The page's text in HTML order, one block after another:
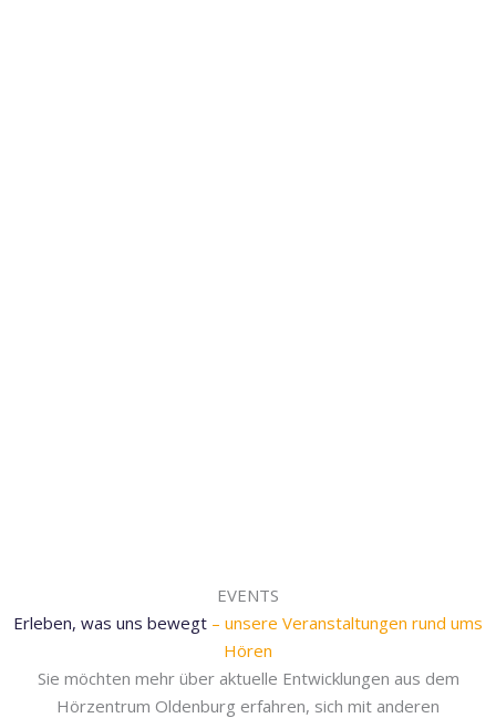
EVENTS
Erleben, was uns bewegt – unsere Veranstaltungen rund ums
Hören
Sie möchten mehr über aktuelle Entwicklungen aus dem
Hörzentrum Oldenburg erfahren, sich mit anderen